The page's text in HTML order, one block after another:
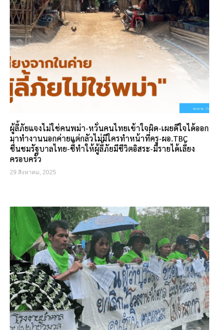
ผู้ลี้ภัยแจงไม่ใช่คนพม่า-หวั่นคนไทยเข้าใจผิด-เผยดีใจได้ออก
มาทำงานนอกค่ายแต่กลัวไม่มีใครทำหน้าที่ครู-ผอ.TBC
ชื่นชมรัฐบาลไทย-ชี้ทำให้ผู้ลี้ภัยมีชีวิตอิสระ-มีรายได้เลี้ยง
ครอบครัว
29 สิงหาคม, 2025